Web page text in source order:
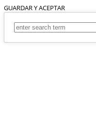
GUARDAR Y ACEPTAR